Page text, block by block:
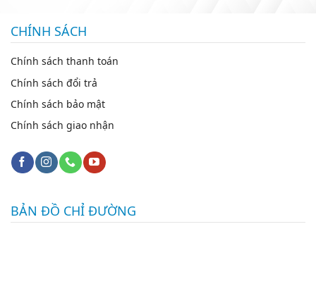
CHÍNH SÁCH
Chính sách thanh toán
Chính sách đổi trả
Chính sách bảo mật
Chính sách giao nhận
BẢN ĐỒ CHỈ ĐƯỜNG